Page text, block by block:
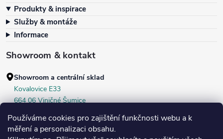
Používáme cookies pro zajištění funkčnosti webu a k
měření a personalizaci obsahu.
Produkty & inspirace
Služby & montáže
Informace
Showroom & kontakt
Showroom a centrální sklad
Kovalovice E33
664 06 Viničné Šumice
+420 604 536 499